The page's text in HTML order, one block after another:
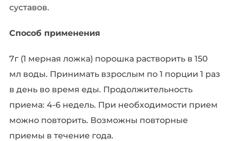
суставов.
Способ применения
7г (1 мерная ложка) порошка растворить в 150
мл воды. Принимать взрослым по 1 порции 1 раз
в день во время еды. Продолжительность
приема: 4-6 недель. При необходимости прием
можно повторить. Возможны повторные
приемы в течение года.